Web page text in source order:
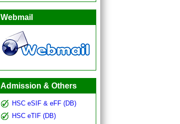
Webmail
Admission & Others
HSC eSIF & eFF (DB)
HSC eTIF (DB)